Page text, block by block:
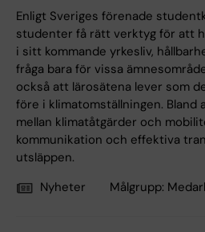
Enligt Sveriges förenade
studenter få rätt verktyg för att
i sitt kommande yrkesliv,
fråga bara för vissa
också att lärosätena lever som
före i klimatomställningen. Bland
mellan klimatåtgärder och
kommunikation och effektiva
utsläppen.
Nyheter
Målgrupp: